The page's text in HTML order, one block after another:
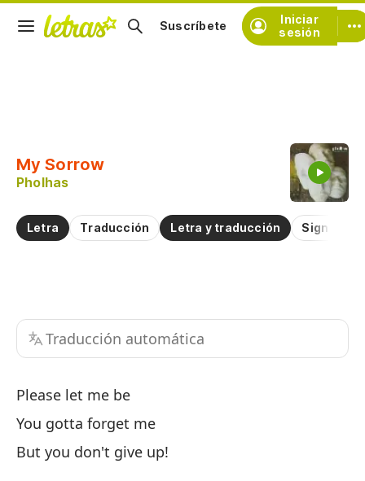
Iniciar
sesión
Suscríbete
My Sorrow
Pholhas
Letra Traducción Letra y traducción
Traducción automática
Please let me be
You gotta forget me
But you don't give up!
Practicar la pronunciación de